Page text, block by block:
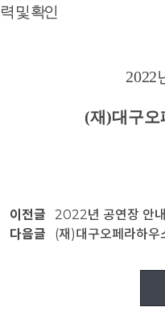
력 및 확인
2022
(재)대구오
이전글
2022년 공연장 안
다음글
(재)대구오페라하우